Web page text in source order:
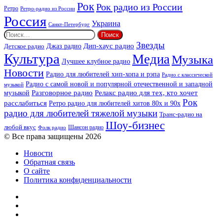
Ретро Ретро-радио из России РокРок радио из России
Россия Санкт-Петербург Украина
Найти:
Детское радио Джаз радио Дип-хаус радио Звезды
Культура Лучшее клубное радио МедиаМузыка
Новости Радио для любителей хип-хопа и рэпа Радио с классической
музыкой Радио с самой новой и популярной отечественной и западной
музыкой Разговорное радио Релакс радио для тех, кто хочет
расслабиться Ретро радио для любителей хитов 80х и 90х Рок
радио для любителей тяжелой музыки Транс-радио на
любой вкус Фолк радио Шансон радио Шоу-бизнес
© Все права защищены 2026
Новости
Обратная связь
О сайте
Политика конфиденциальности